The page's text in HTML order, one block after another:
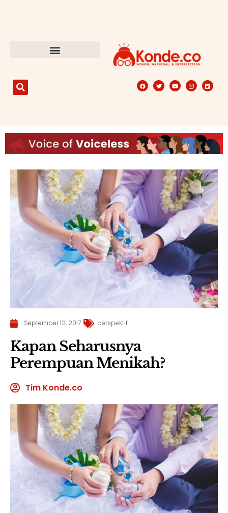
September 12, 2017 perspektif
Kapan Seharusnya
Perempuan Menikah?
Tim Konde.co